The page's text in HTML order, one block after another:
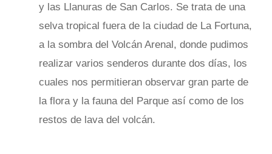
y las Llanuras de San Carlos. Se trata de una
selva tropical fuera de la ciudad de La Fortuna,
a la sombra del Volcán Arenal, donde pudimos
realizar varios senderos durante dos días, los
cuales nos permitieran observar gran parte de
la flora y la fauna del Parque así como de los
restos de lava del volcán.